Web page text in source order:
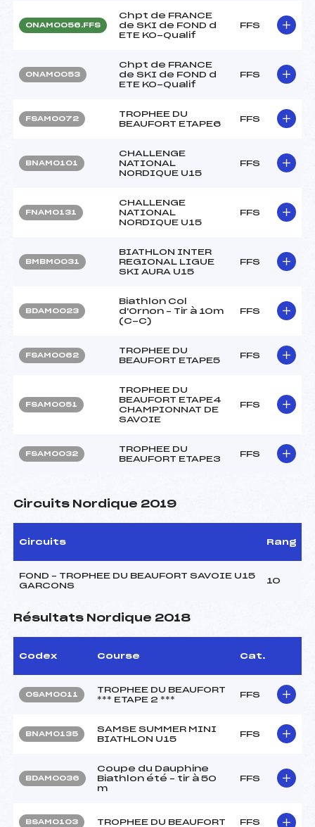
ONAM0056.FFS
Chpt de FRANCE
de SKI de FOND d
ETE KO-Qualif
FFS
ONAM0053
Chpt de FRANCE
de SKI de FOND d
ETE KO-Qualif
FFS
FSAM0072
TROPHEE DU
BEAUFORT ETAPE6
FFS
BNAM0101
CHALLENGE
NATIONAL
NORDIQUE U15
FFS
FNAM0131
CHALLENGE
NATIONAL
NORDIQUE U15
FFS
BMBM0031
BIATHLON INTER
REGIONAL LIGUE
SKI AURA U15
FFS
BDAM0023
Biathlon Col
d'Ornon – Tir à 10m
(C-C)
FFS
FSAM0062
TROPHEE DU
BEAUFORT ETAPE5
FFS
FSAM0051
TROPHEE DU
BEAUFORT ETAPE4
CHAMPIONNAT DE
SAVOIE
FFS
FSAM0032
TROPHEE DU
BEAUFORT ETAPE3
FFS
Circuits Nordique 2019
Circuits Rang
FOND – TROPHEE DU BEAUFORT SAVOIE U15
GARCONS
10
Résultats Nordique 2018
Codex Course Cat.
OSAM0011
TROPHEE DU BEAUFORT
*** ETAPE 2 ***
FFS
BNAM0135
SAMSE SUMMER MINI
BIATHLON U15
FFS
BDAM0036
Coupe du Dauphine
Biathlon été – tir à 50
m
FFS
BSAM0103 TROPHEE DU BEAUFORT FFS